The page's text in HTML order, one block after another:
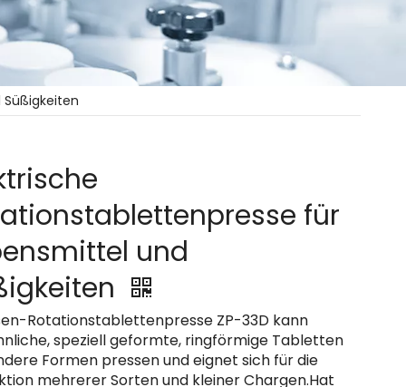
für
und
Rotationstablettenpresse ZP-33D kann
speziell geformte, ringförmige Tabletten
Formen pressen und eignet sich für die
mehrerer Sorten und kleiner Chargen.Hat